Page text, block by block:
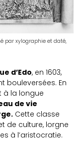
par xylographie et daté,
d’Edo, en 1603,
bouleversées. En
à la longue
de vie
Cette classe
de culture, lorgne
à l’aristocratie.